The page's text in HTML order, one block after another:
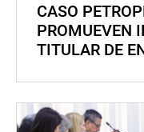
CASO
PROMUEVEN
TITULAR DE